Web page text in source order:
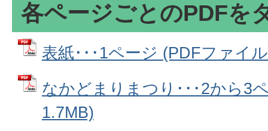
各ページごとのPDFを
表紙･･･1ページ (PDFファイ
なかどまりまつり･･･2から3
1.7MB)